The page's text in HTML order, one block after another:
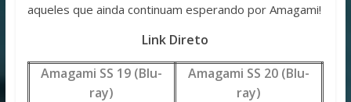
aqueles que ainda continuam esperando por Amagami!
Link Direto
Amagami SS 19 (Blu-
ray)
Amagami SS 20 (Blu-
ray)